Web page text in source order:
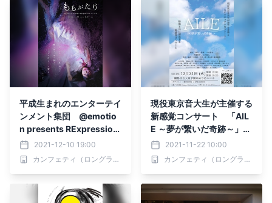
平成生まれのエンターテイ
ンメント集団 @emotio
n presents RExpression
vol.1 『ももがたり』メイ
ンビジュアル公開！ カン
フェティでチケット発売
2021-12-10 19:00
カンフェティ（ロングランプランニング株式会社）
現役東京音大生が主催する
新感覚コンサート 「AIL
E ～夢が繋いだ奇跡～」開
催決定 カンフェティでチ
ケット発売
2021-11-22 10:00
カンフェティ（ロングランプランニング株式会社）